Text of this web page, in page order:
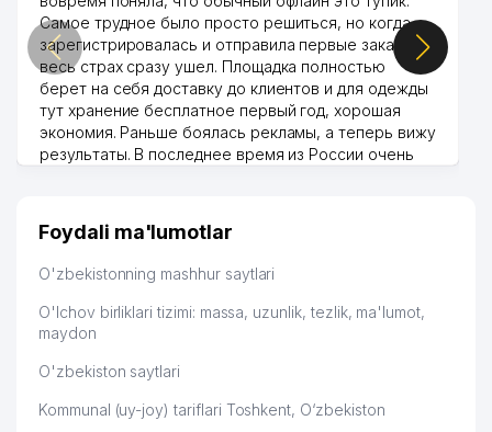
Самое трудное было просто решиться, но когда
зарегистрировалась и отправила первые заказы,
весь страх сразу ушел. Площадка полностью
берет на себя доставку до клиентов и для одежды
тут хранение бесплатное первый год, хорошая
экономия. Раньше боялась рекламы, а теперь вижу
результаты. В последнее время из России очень
дальше развиваюсь потихоньку😊
Hamida 03.08.2026 12:45:39
Foydali ma'lumotlar
O'zbekistonning mashhur saytlari
O'lchov birliklari tizimi: massa, uzunlik, tezlik, ma'lumot,
maydon
O'zbekiston saytlari
Kommunal (uy-joy) tariflari Toshkent, O‘zbekiston